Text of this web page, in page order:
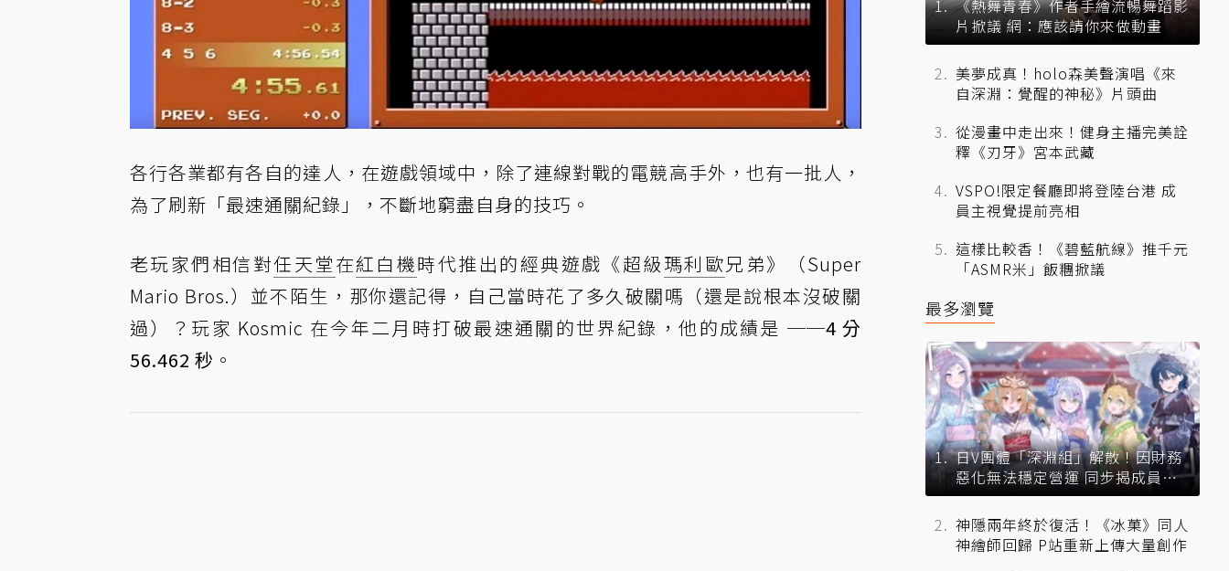
各行各業都有各自的達人，在遊戲領域中，除了連線對戰的電競高手外，也有一批人，
為了刷新「最速通關紀錄」，不斷地窮盡自身的技巧。
老玩家們相信對任天堂在紅白機時代推出的經典遊戲《超級瑪利歐兄弟》（Super
Mario Bros.）並不陌生，那你還記得，自己當時花了多久破關嗎（還是說根本沒破關
過）？玩家 Kosmic 在今年二月時打破最速通關的世界紀錄，他的成績是 ──4 分
56.462 秒 。
《熱舞青春》作者手繪流暢舞蹈影
片掀議 網：應該請你來做動畫
美夢成真！holo森美聲演唱《來
自深淵：覺醒的神秘》片頭曲
從漫畫中走出來！健身主播完美詮
釋《刃牙》宮本武藏
VSPO!限定餐廳即將登陸台港 成
員主視覺提前亮相
這樣比較香！《碧藍航線》推千元
「ASMR米」飯糰掀議
最多瀏覽
日V團體「深淵組」解散！因財務
惡化無法穩定營運 同步揭成員未
來去向
神隱兩年終於復活！《冰菓》同人
神繪師回歸 P站重新上傳大量創作